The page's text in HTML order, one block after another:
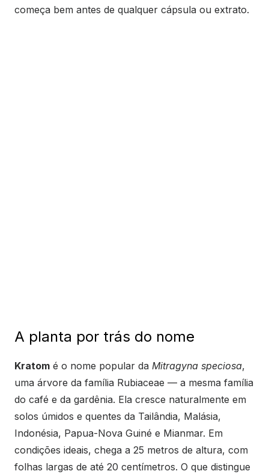
começa bem antes de qualquer cápsula ou extrato.
A planta por trás do nome
Kratom é o nome popular da Mitragyna speciosa,
uma árvore da família Rubiaceae — a mesma família
do café e da gardênia. Ela cresce naturalmente em
solos úmidos e quentes da Tailândia, Malásia,
Indonésia, Papua-Nova Guiné e Mianmar. Em
condições ideais, chega a 25 metros de altura, com
folhas largas de até 20 centímetros. O que distingue